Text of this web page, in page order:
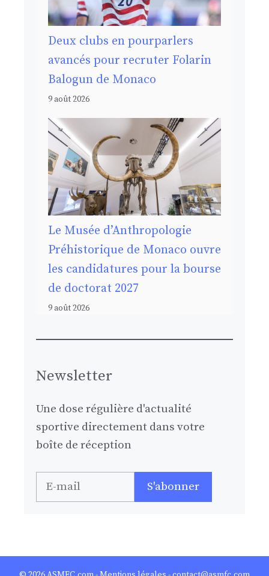
Deux clubs en pourparlers
avancés pour recruter Folarin
Balogun de Monaco
9 août 2026
Le Musée d’Anthropologie
Préhistorique de Monaco ouvre
les candidatures pour la bourse
de doctorat 2027
9 août 2026
Newsletter
Une dose régulière d'actualité
sportive directement dans votre
boîte de réception